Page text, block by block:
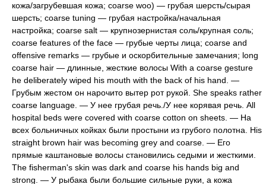
кожа/загрубевшая кожа; coarse woo) — грубая шерсть/сырая
шерсть; coarse tuning — грубая настройка/начальная
настройка; coarse salt — крупнозернистая соль/крупная соль;
coarse features of the face — грубые черты лица; coarse and
offensive remarks — грубые и оскорбительные замечания; long
coarse hair — длинные, жесткие волосы With a coarse gesture
he deliberately wiped his mouth with the back of his hand. —
Грубым жестом он нарочито вытер рот рукой. She speaks rather
coarse language. — У нее грубая речь./У нее корявая речь. All
hospital beds were covered with coarse cotton on sheets. — На
всех больничных койках были простыни из грубого полотна. His
straight brown hair was becoming grey and coarse. — Его
прямые каштановые волосы становились седыми и жесткими.
The fisherman's skin was dark and coarse his hands big and
strong. — У рыбака были большие сильные руки, а кожа